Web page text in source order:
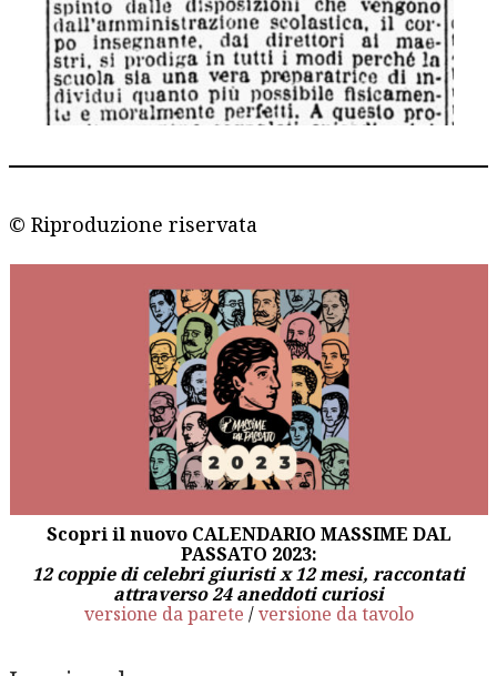
© Riproduzione riservata
Scopri il nuovo CALENDARIO MASSIME DAL
PASSATO 2023:
12 coppie di celebri giuristi x 12 mesi, raccontati
attraverso 24 aneddoti curiosi
versione da parete /versione da tavolo